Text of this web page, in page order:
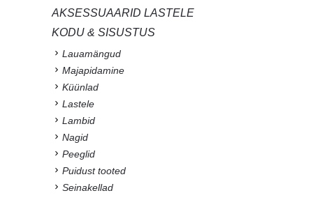
AKSESSUAARID LASTELE
KODU & SISUSTUS
Lauamängud
Majapidamine
Küünlad
Lastele
Lambid
Nagid
Peeglid
Puidust tooted
Seinakellad